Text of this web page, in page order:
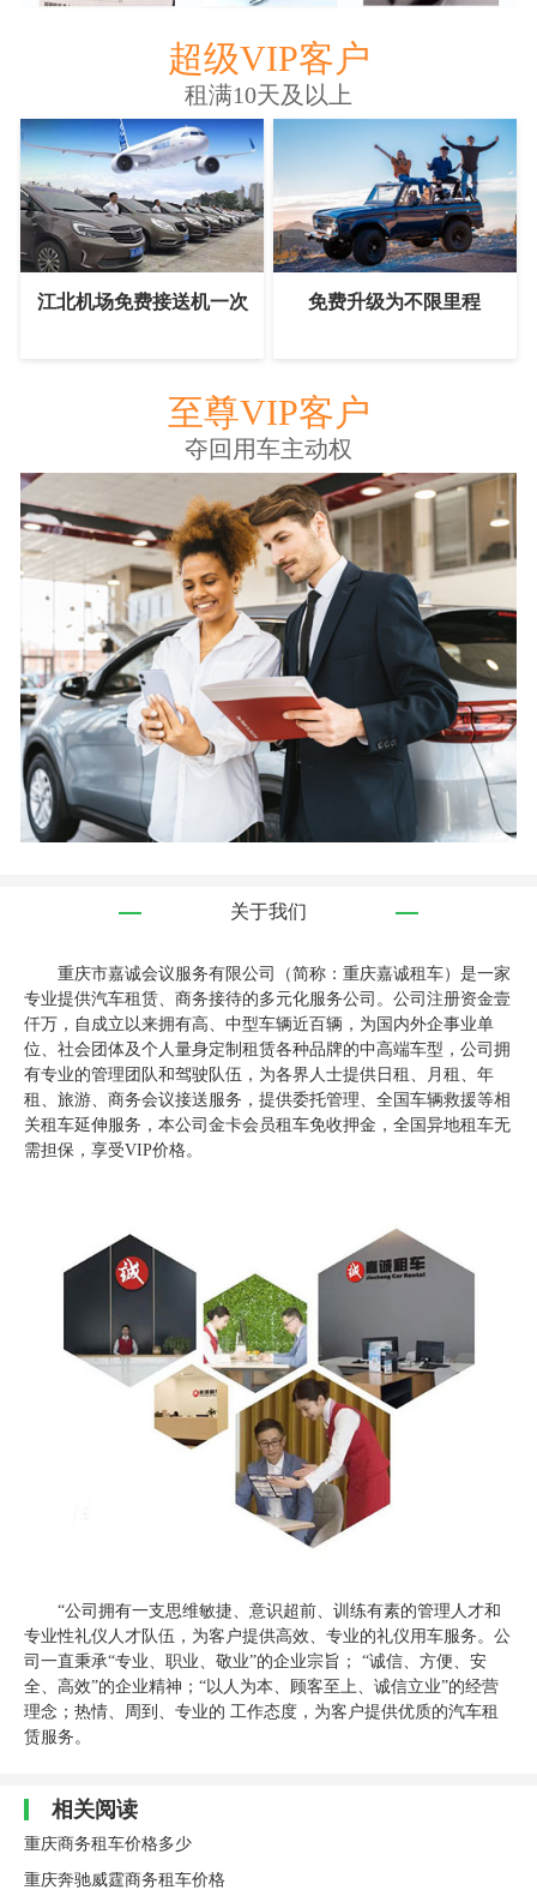
超级VIP客户
租满10天及以上
江北机场免费接送机一次 免费升级为不限里程
至尊VIP客户
夺回用车主动权
关于我们
重庆市嘉诚会议服务有限公司（简称：重庆嘉诚租车）是一家
专业提供汽车租赁、商务接待的多元化服务公司。公司注册资金壹
仟万，自成立以来拥有高、中型车辆近百辆，为国内外企事业单
位、社会团体及个人量身定制租赁各种品牌的中高端车型，公司拥
有专业的管理团队和驾驶队伍，为各界人士提供日租、月租、年
租、旅游、商务会议接送服务，提供委托管理、全国车辆救援等相
关租车延伸服务，本公司金卡会员租车免收押金，全国异地租车无
需担保，享受VIP价格。
“公司拥有一支思维敏捷、意识超前、训练有素的管理人才和
专业性礼仪人才队伍，为客户提供高效、专业的礼仪用车服务。公
司一直秉承“专业、职业、敬业”的企业宗旨； “诚信、方便、安
全、高效”的企业精神；“以人为本、顾客至上、诚信立业”的经营
理念；热情、周到、专业的 工作态度，为客户提供优质的汽车租
赁服务。
相关阅读
重庆商务租车价格多少
重庆奔驰威霆商务租车价格